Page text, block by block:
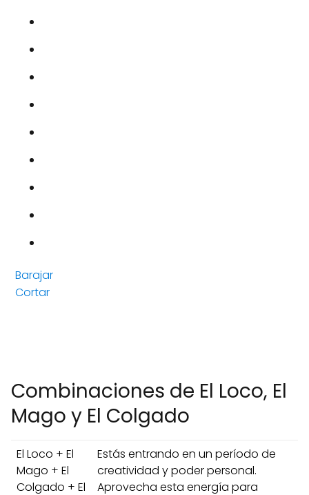
Barajar
Cortar
Combinaciones de El Loco, El
Mago y El Colgado
El Loco + El
Mago + El
Colgado + El
Estás entrando en un período de
creatividad y poder personal.
Aprovecha esta energía para